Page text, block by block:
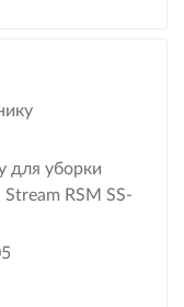
для уборки
RSM SS-